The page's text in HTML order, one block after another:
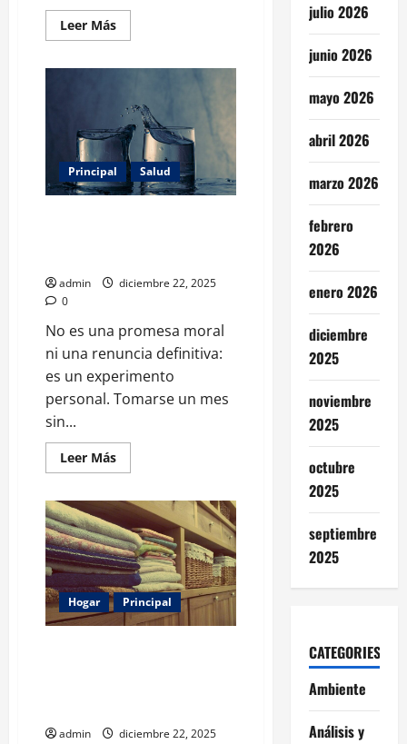
Leer MásLeer
más
queda
sin
protección
legal:
revocan
amparo
que
Principal Salud
admin
diciembre 22, 2025
0
No es una promesa moral
ni una renuncia definitiva:
es un experimento
personal. Tomarse un mes
sin...
Leer MásLeer
más
Por
qué
tomarse
un
mes
sin
alcohol
es
la
nueva
Hogar Principal
admin diciembre 22, 2025
julio 2026
junio 2026
mayo 2026
abril 2026
marzo 2026
febrero
2026
enero 2026
diciembre
2025
noviembre
2025
octubre
2025
septiembre
2025
CATEGORIES
Ambiente
Análisis y